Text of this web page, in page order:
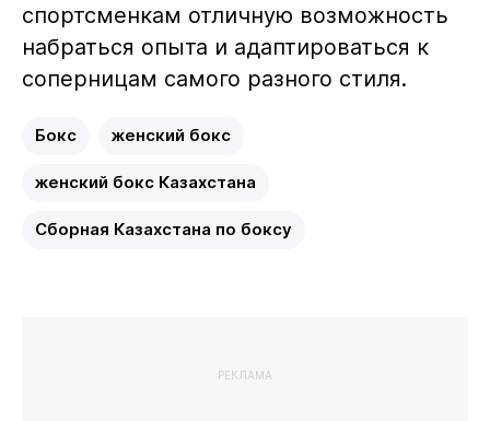
спортсменкам отличную возможность
набраться опыта и адаптироваться к
соперницам самого разного стиля.
Бокс женский бокс
женский бокс Казахстана
Сборная Казахстана по боксу
РЕКЛАМА